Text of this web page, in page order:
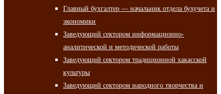
Главный бухгалтер — начальник отдела бухучета и
экономики
Заведующий сектором информационно-
аналитической и методической работы
Заведующий сектором традиционной хакасской
культуры
Заведующий сектором народного творчества и